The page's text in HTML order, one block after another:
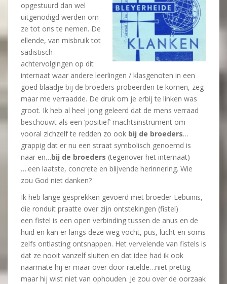
opgestuurd dan wel
uitgenodigd werden om
ze tot ons te nemen. De
ellende, van misbruik tot
sadistisch
achtervolgingen op dit
internaat waar andere leerlingen / klasgenoten in een
goed blaadje bij de broeders probeerden te komen, zeg
maar me verraadde. De druk om je erbij te linken was
groot. Ik heb al heel jong geleerd dat de mens verraad
beschouwt als een ‘positief’ machtsinstrument om
vooral zichzelf te redden zo ook bij de broeders…
grappig dat er nu een straat symbolisch genoemd is
naar en…bij de broeders (tegenover het internaat)
….een laatste, concrete en blijvende herinnering. Wie
zou God niet danken?
Ik heb lange gesprekken gevoerd met broeder Lebuinis,
die ronduit praatte over zijn ontstekingen (fistel)
een fistel is een open verbinding tussen de anus en de
huid en kan er langs deze weg vocht, pus, lucht en soms
zelfs ontlasting ontsnappen. Het vervelende van fistels is
dat ze nooit vanzelf sluiten en dat idee had ik ook
naarmate hij er maar over door ratelde…niet prettig
maar hij wist niet van ophouden. Je zou over de oorzaak